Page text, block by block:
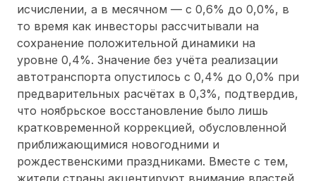
исчислении, а в месячном — с 0,6% до 0,0%, в
то время как инвесторы рассчитывали на
сохранение положительной динамики на
уровне 0,4%. Значение без учёта реализации
автотранспорта опустилось с 0,4% до 0,0% при
предварительных расчётах в 0,3%, подтвердив,
что ноябрьское восстановление было лишь
кратковременной коррекцией, обусловленной
приближающимися новогодними и
рождественскими праздниками. Вместе с тем,
жители страны акцентируют внимание властей